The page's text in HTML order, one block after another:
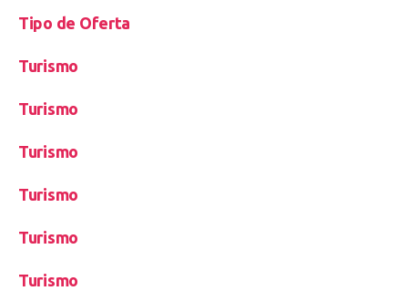
Tipo de Oferta
Turismo
Turismo
Turismo
Turismo
Turismo
Turismo